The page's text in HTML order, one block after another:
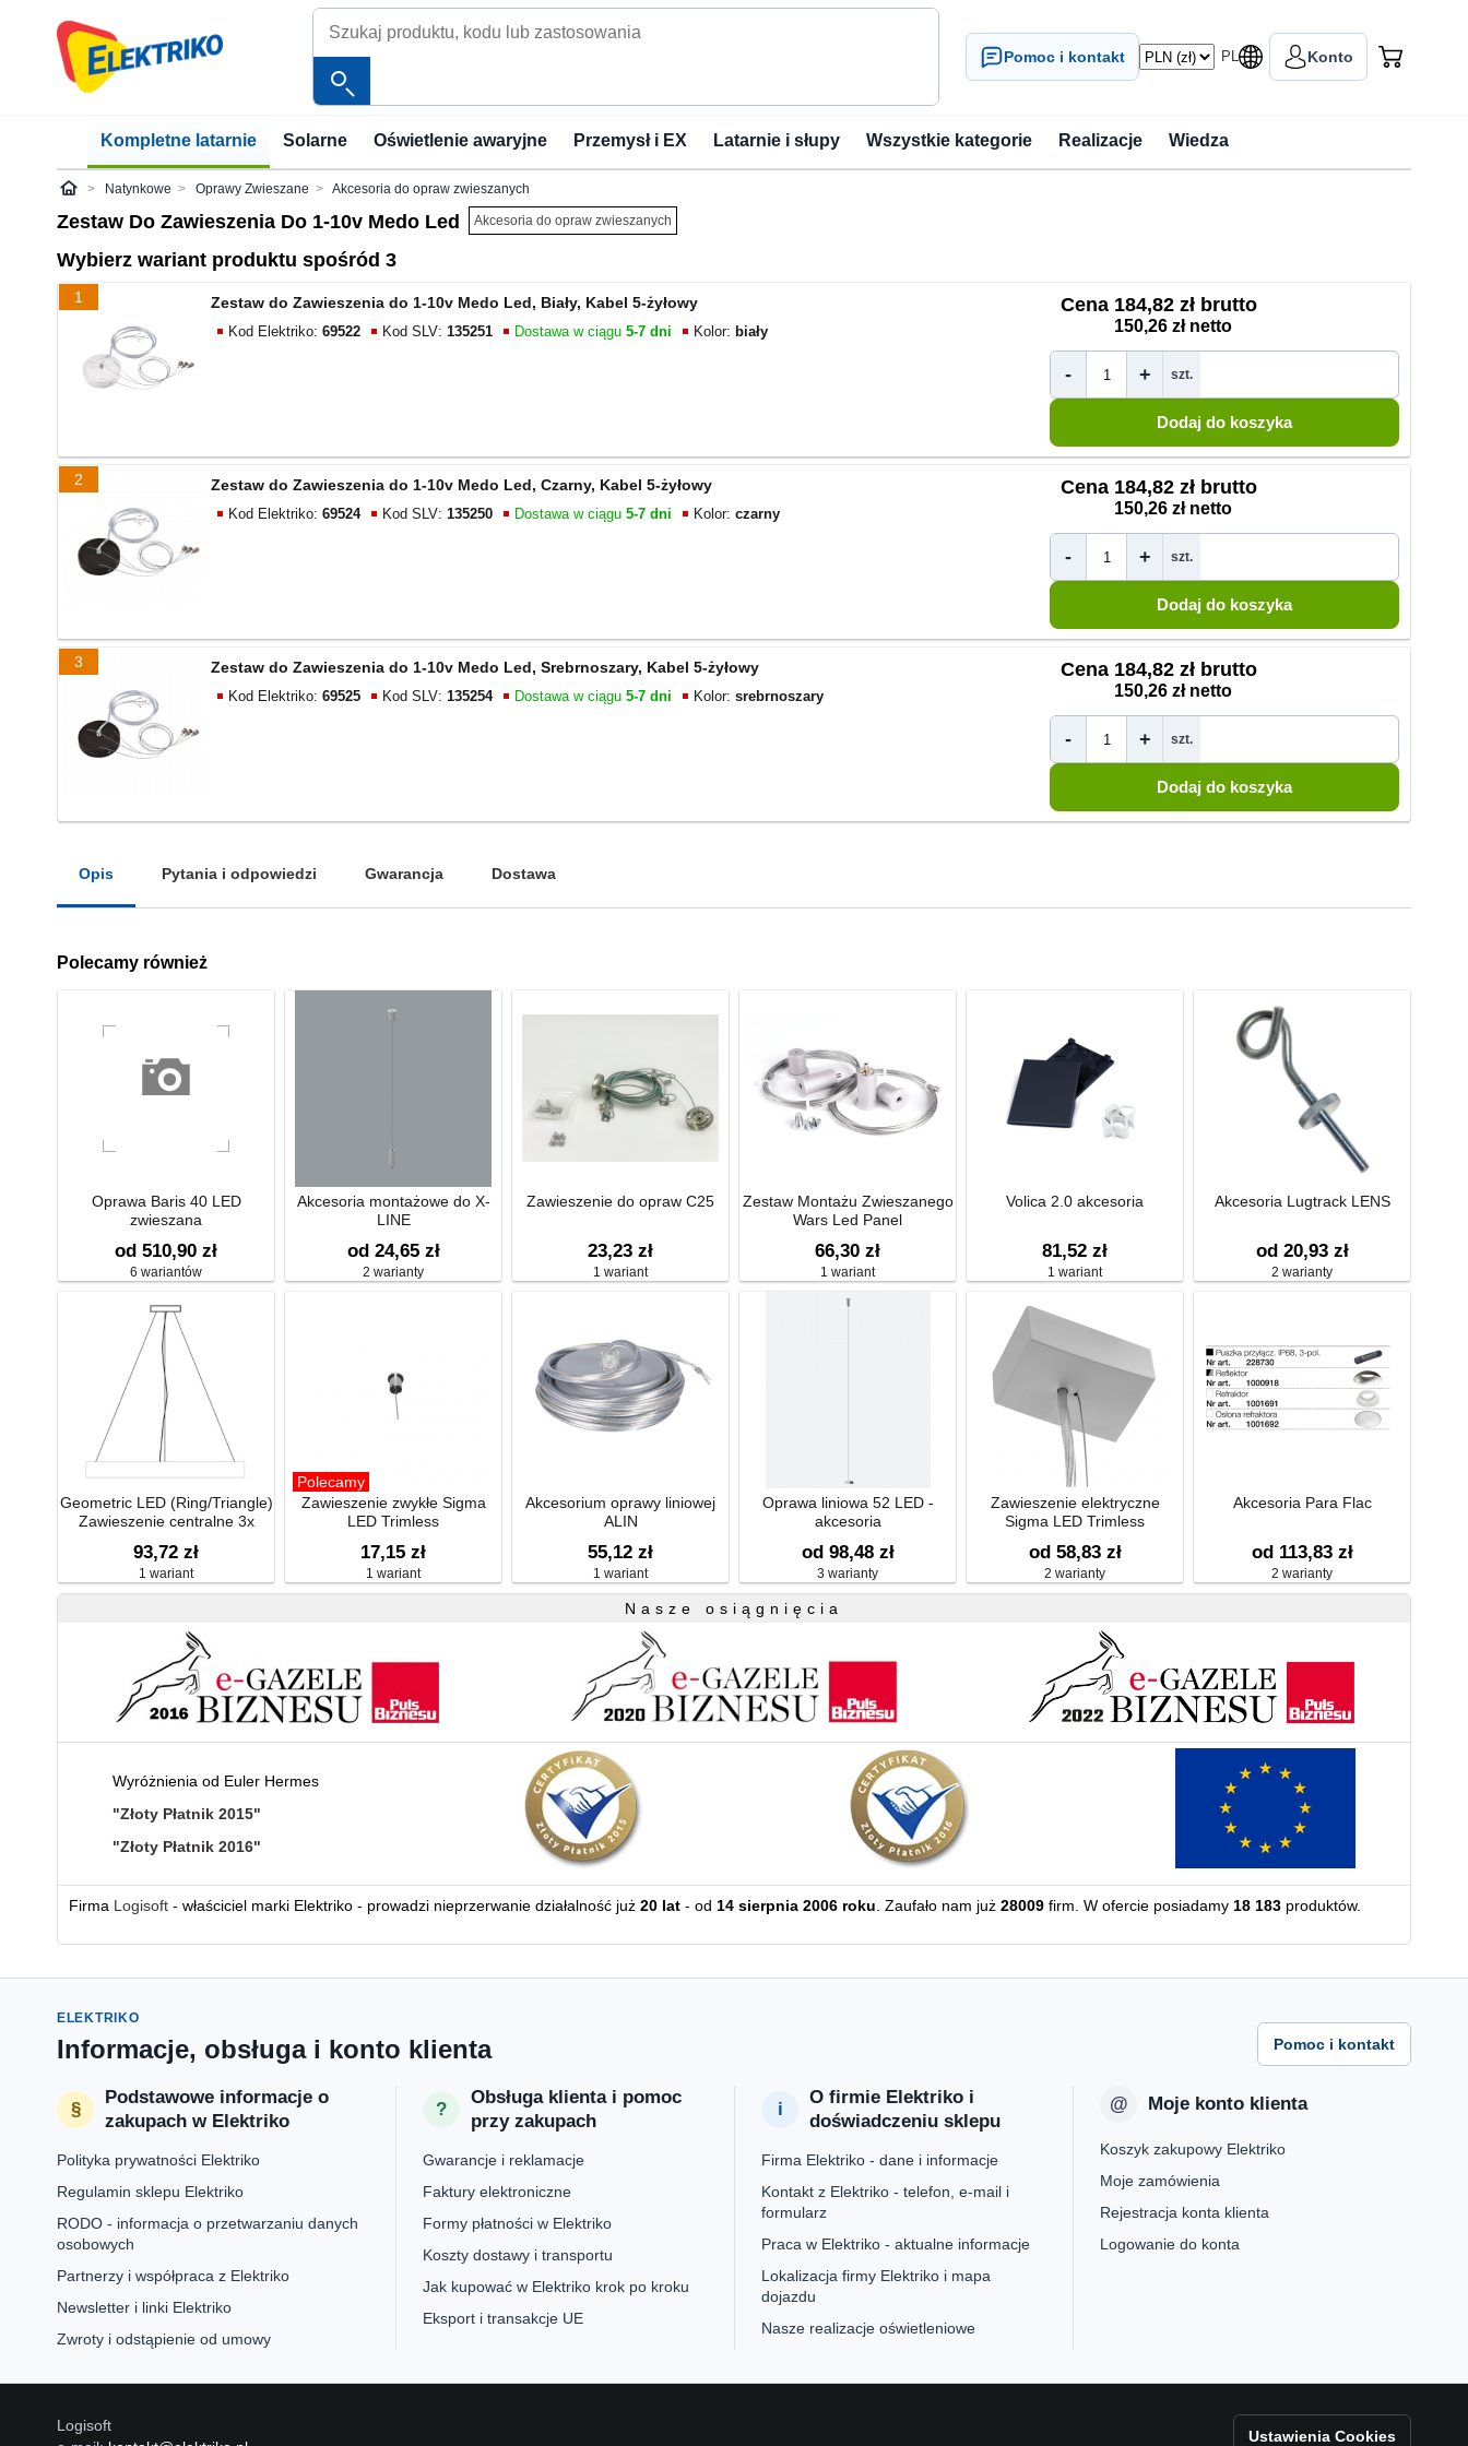
Pomoc i kontakt PL Konto
Kompletne latarnie Solarne Oświetlenie awaryjne Przemysł i EX Latarnie i słupy Wszystkie kategorie Realizacje Wiedza
ElektrikoNatynkowe Oprawy Zwieszane Akcesoria do opraw zwieszanych
Zestaw Do Zawieszenia Do 1-10v Medo Led Akcesoria do opraw zwieszanych
Wybierz wariant produktu spośród 3
1 Zestaw do Zawieszenia do 1-10v Medo Led, Biały, Kabel 5-żyłowy
Kod Elektriko: 69522 Kod SLV: 135251 Dostawa w ciągu 5-7 dni Kolor: biały
Cena 184,82 zł brutto
150,26 zł netto
- + szt.
2 Zestaw do Zawieszenia do 1-10v Medo Led, Czarny, Kabel 5-żyłowy
Kod Elektriko: 69524 Kod SLV: 135250 Dostawa w ciągu 5-7 dni Kolor: czarny
Cena 184,82 zł brutto
150,26 zł netto
- + szt.
3 Zestaw do Zawieszenia do 1-10v Medo Led, Srebrnoszary, Kabel 5-żyłowy
Kod Elektriko: 69525 Kod SLV: 135254 Dostawa w ciągu 5-7 dni Kolor: srebrnoszary
Cena 184,82 zł brutto
150,26 zł netto
- + szt.
Opis Pytania i odpowiedzi Gwarancja Dostawa
Polecamy również
Oprawa Baris 40 LED
zwieszana
od 510,90 zł
6 wariantów
Akcesoria montażowe do X-
LINE
od 24,65 zł
2 warianty
Zawieszenie do opraw C25
23,23 zł
1 wariant
Zestaw Montażu Zwieszanego
Wars Led Panel
66,30 zł
1 wariant
Volica 2.0 akcesoria
81,52 zł
1 wariant
Akcesoria Lugtrack LENS
od 20,93 zł
2 warianty
Geometric LED (Ring/Triangle)
Zawieszenie centralne 3x
93,72 zł
1 wariant
Polecamy
Zawieszenie zwykłe Sigma
LED Trimless
17,15 zł
1 wariant
Akcesorium oprawy liniowej
ALIN
55,12 zł
1 wariant
Oprawa liniowa 52 LED -
akcesoria
od 98,48 zł
3 warianty
Zawieszenie elektryczne
Sigma LED Trimless
od 58,83 zł
2 warianty
Akcesoria Para Flac
od 113,83 zł
2 warianty
Nasze osiągnięcia
Wyróżnienia od Euler Hermes
"Złoty Płatnik 2015"
"Złoty Płatnik 2016"
Firma Logisoft - właściciel marki Elektriko - prowadzi nieprzerwanie działalność już 20 lat - od 14 sierpnia 2006 roku. Zaufało nam już 28009 firm. W ofercie posiadamy 18 183 produktów.
ELEKTRIKO
Informacje, obsługa i konto klienta Pomoc i kontakt
Podstawowe informacje o
zakupach w Elektriko
Polityka prywatności Elektriko
Regulamin sklepu Elektriko
RODO - informacja o przetwarzaniu danych
osobowych
Partnerzy i współpraca z Elektriko
Newsletter i linki Elektriko
Zwroty i odstąpienie od umowy
Obsługa klienta i pomoc
przy zakupach
Gwarancje i reklamacje
Faktury elektroniczne
Formy płatności w Elektriko
Koszty dostawy i transportu
Jak kupować w Elektriko krok po kroku
Eksport i transakcje UE
O firmie Elektriko i
doświadczeniu sklepu
Firma Elektriko - dane i informacje
Kontakt z Elektriko - telefon, e-mail i
formularz
Praca w Elektriko - aktualne informacje
Lokalizacja firmy Elektriko i mapa
dojazdu
Nasze realizacje oświetleniowe
Moje konto klienta
Koszyk zakupowy Elektriko
Moje zamówienia
Rejestracja konta klienta
Logowanie do konta
Logisoft
Ustawienia Cookies